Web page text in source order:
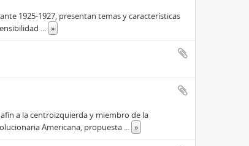
1925-1927, presentan temas y características
... »
a la centroizquierda y miembro de la
Americana, propuesta ... »